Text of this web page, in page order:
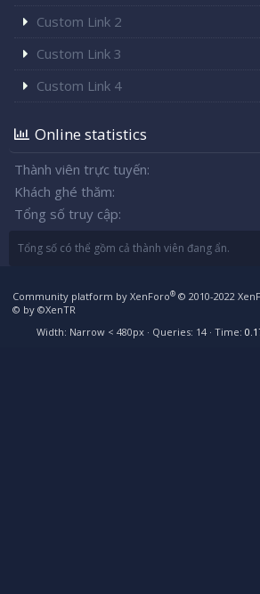
Custom Link 2
Custom Link 3
Custom Link 4
Online statistics
Thành viên trực tuyến
Khách ghé thăm
Tổng số truy cập
Tổng số có thể gồm cả thành viên đang ẩn.
Community platform by XenForo® © 2010-2022
© by ©XenTR
Width
Queries 14 Time